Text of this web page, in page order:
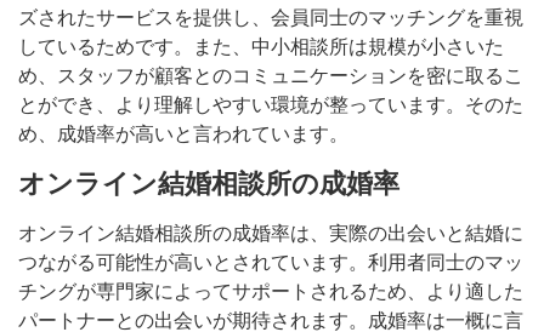
ズされたサービスを提供し、会員同士のマッチングを重視
しているためです。また、中小相談所は規模が小さいた
め、スタッフが顧客とのコミュニケーションを密に取るこ
とができ、より理解しやすい環境が整っています。そのた
め、成婚率が高いと言われています。
オンライン結婚相談所の成婚率
オンライン結婚相談所の成婚率は、実際の出会いと結婚に
つながる可能性が高いとされています。利用者同士のマッ
チングが専門家によってサポートされるため、より適した
パートナーとの出会いが期待されます。成婚率は一概に言